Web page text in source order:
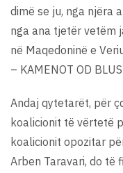
dimë se ju, nga njëra
nga ana tjetër vetëm
në Maqedoninë e
– KAMENOT OD
Andaj qytetarët, për
koalicionit të vërtetë
koalicionit opozitar
Arben Taravari, do të